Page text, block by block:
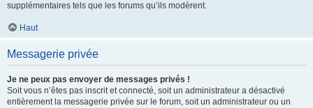
supplémentaires tels que les forums qu’ils modèrent.
Haut
Messagerie privée
Je ne peux pas envoyer de messages privés !
Soit vous n’êtes pas inscrit et connecté, soit un administrateur a désactivé
entièrement la messagerie privée sur le forum, soit un administrateur ou un